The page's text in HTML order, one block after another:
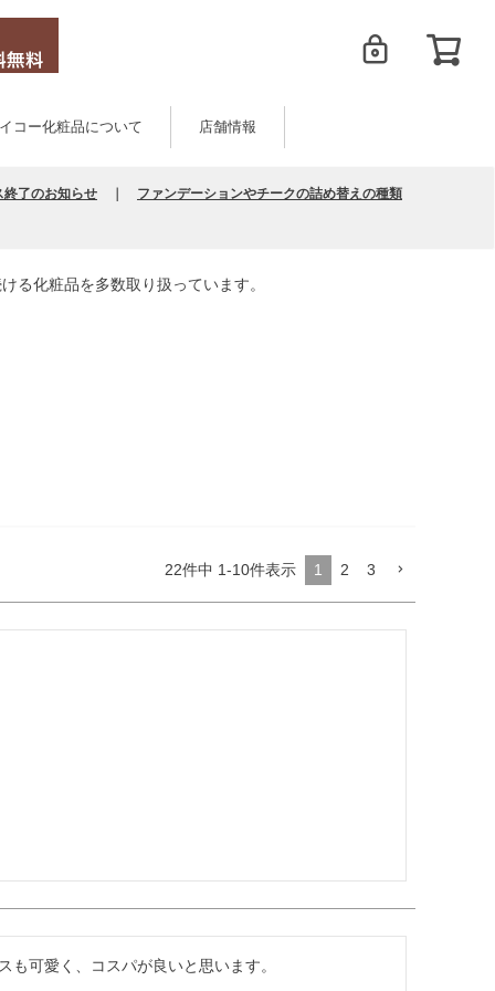
コー化粧品について 店舗情報
終了のお知らせ
ファンデーションやチークの詰め替えの種類
る化粧品を多数取り扱っています。
22件中 1-10件表示 1 2 3
可愛く、コスパが良いと思います。